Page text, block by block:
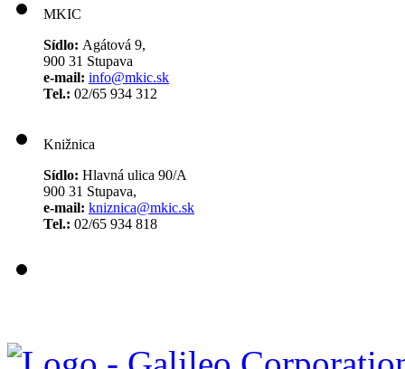
MKIC
Sídlo: Agátová 9,
900 31 Stupava
e-mail: info@mkic.sk
Tel.: 02/65 934 312
Knižnica
Sídlo: Hlavná ulica 90/A
900 31 Stupava,
e-mail: kniznica@mkic.sk
Tel.: 02/65 934 818